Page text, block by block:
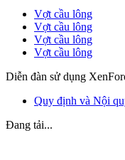
Vợt cầu lông
Vợt cầu lông
Vợt cầu lông
Vợt cầu lông
Diễn đàn sử dụng
Quy định và Nội
Đang tải...